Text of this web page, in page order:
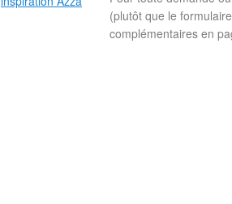
(plutôt que le
complémentaires en